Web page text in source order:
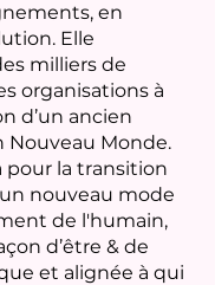
en
Elle
milliers de
organisations à
d’un ancien
Nouveau Monde.
pour la transition
nouveau mode
de l'humain,
d’être & de
et alignée à qui